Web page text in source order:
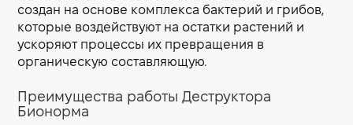
создан на основе комплекса бактерий и грибов,
которые воздействуют на остатки растений и
ускоряют процессы их превращения в
органическую составляющую.
Преимущества работы Деструктора
Бионорма